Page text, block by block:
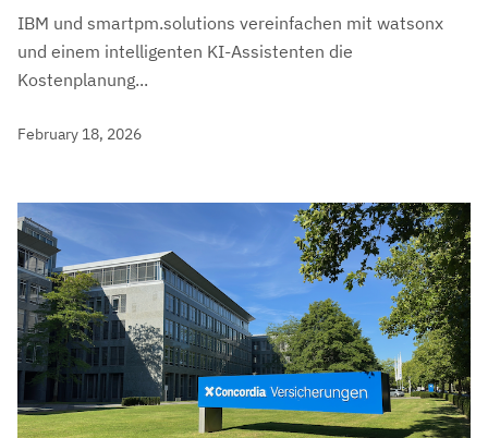
IBM und smartpm.solutions vereinfachen mit watsonx
und einem intelligenten KI-Assistenten die
Kostenplanung...
February 18, 2026